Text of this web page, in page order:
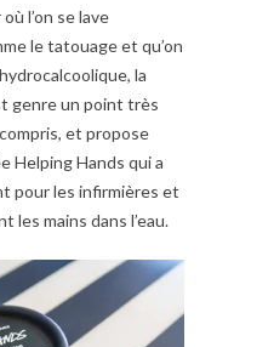
l’on se lave
le tatouage et qu’on
la
genre un point très
et propose
Helping Hands qui a
pour les infirmières et
les mains dans l’eau.